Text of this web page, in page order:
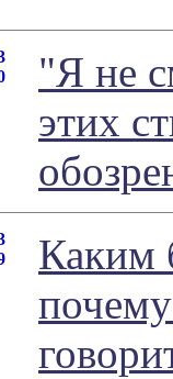
"Я не
этих
Каким